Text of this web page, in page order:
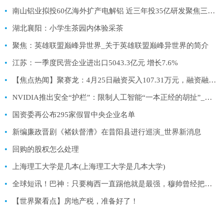
南山铝业拟投60亿海外扩产电解铝 近三年投35亿研发聚焦三大核心业务
湖北襄阳：小学生茶园内体验采茶
聚焦：英雄联盟巅峰异世界_关于英雄联盟巅峰异世界的简介
江苏：一季度民营企业进出口5043.3亿元 增长7.6%
【焦点热闻】聚赛龙：4月25日融资买入107.31万元，融资融券余额4211.38万元
NVIDIA推出安全“护栏”：限制人工智能“一本正经的胡扯”_当前简讯
国资委再公布295家假冒中央企业名单
新编廉政晋剧《褚鈇督漕》在昔阳县进行巡演_世界新消息
回购的股权怎么处理
上海理工大学是几本(上海理工大学是几本大学)
全球短讯！巴神：只要梅西一直踢他就是最强，穆帅曾经把我直接赶下大巴
【世界聚看点】房地产税，准备好了！